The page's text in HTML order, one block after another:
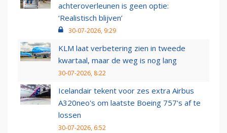
achteroverleunen is geen optie:
‘Realistisch blijven’
30-07-2026, 9:29
KLM laat verbetering zien in tweede
kwartaal, maar de weg is nog lang
30-07-2026, 8:22
Icelandair tekent voor zes extra Airbus
A320neo's om laatste Boeing 757's af te
lossen
30-07-2026, 6:52